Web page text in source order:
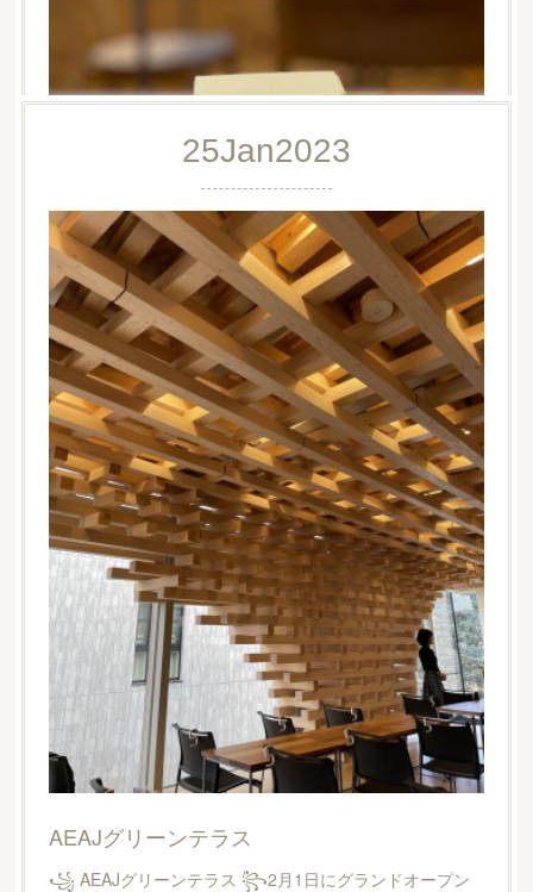
リニューアルオープンのお知らせ /この度aroma Cherie(シ
ェリ)は小田急線 本厚木駅より徒歩５分の場所に移転する
こととなりました。まずはぜひ遊びに来ていただければ…
ルームスプレー
記念品でいただいたルームスプレー青みや柑橘も感じるヒ
ノキがブレンドされたものでした。ボトルには隈研吾氏が
墨でイメージデッサンされたというものがあしらわれて…
25Jan2023
AEAJグリーンテラス
꧁ AEAJグリーンテラス ꧂2月1日にグランドオープン